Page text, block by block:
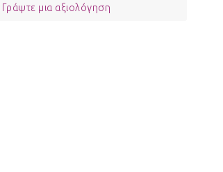
Γράψτε μια αξιολόγηση